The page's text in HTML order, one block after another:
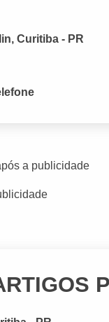
Curitiba - PR
a publicidade